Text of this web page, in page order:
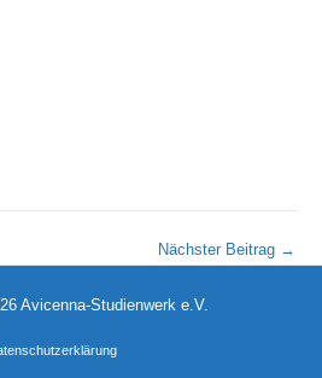
Nächster Beitrag →
Avicenna-Studienwerk e.V.